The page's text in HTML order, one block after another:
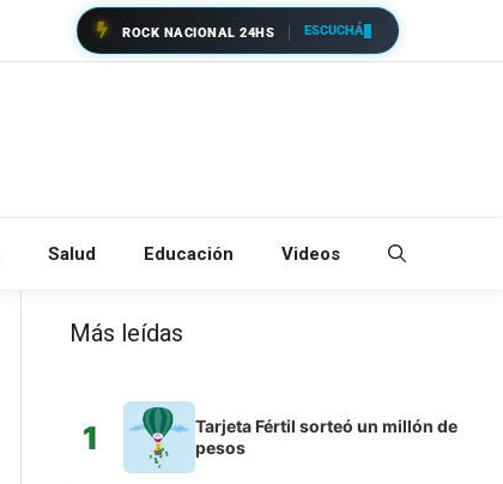
ROCK NACIONAL 24HS ESCUCHÁ
Salud Educación Videos
Más leídas
1
Tarjeta Fértil sorteó un millón de
pesos